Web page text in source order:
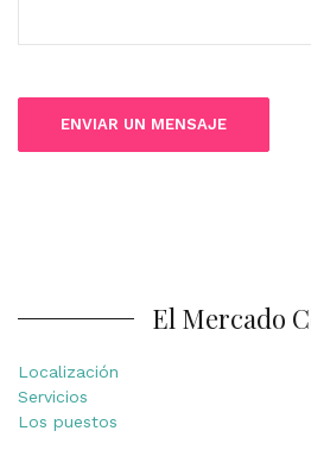
El Mercado
Localización
Servicios
Los puestos